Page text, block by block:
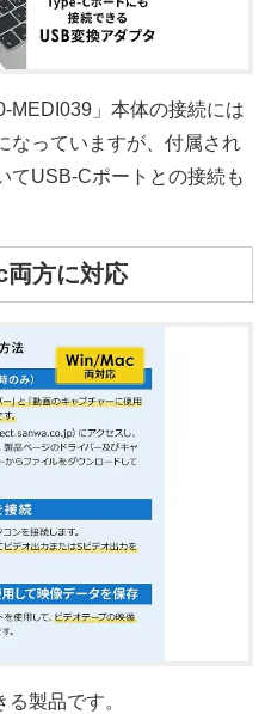
MEDI039」本体の接続には
なっていますが、付属され
てUSB-Cポートとの接続も
方に対応
製品です。